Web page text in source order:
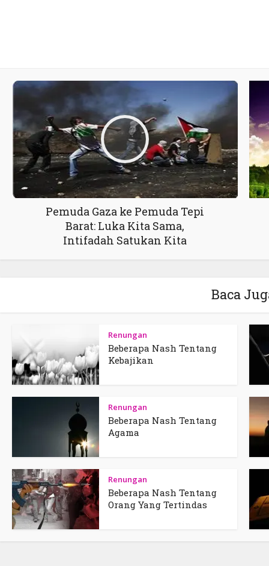
Pemuda Gaza ke Pemuda Tepi
Barat: Luka Kita Sama,
Intifadah Satukan Kita
Baca
Renungan
Beberapa Nash Tentang
Kebajikan
Renungan
Beberapa Nash Tentang
Agama
Renungan
Beberapa Nash Tentang
Orang Yang Tertindas